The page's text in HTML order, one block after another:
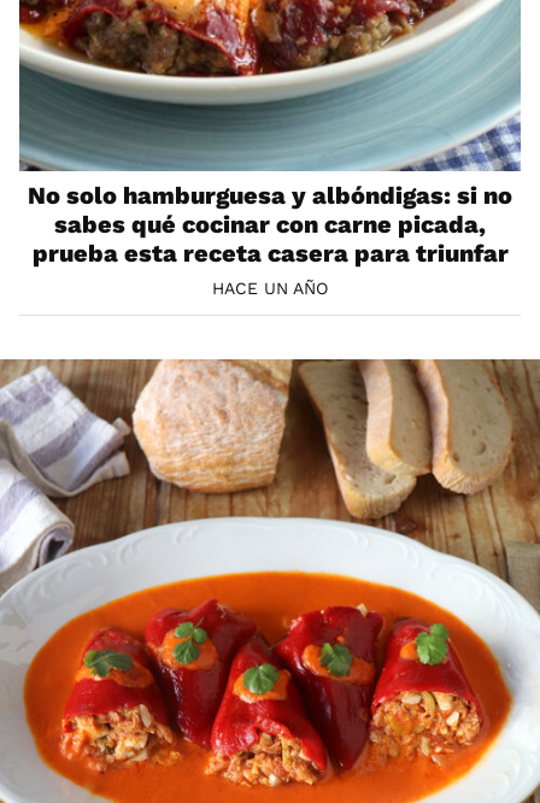
No solo hamburguesa y albóndigas: si no
sabes qué cocinar con carne picada,
prueba esta receta casera para triunfar
HACE UN AÑO